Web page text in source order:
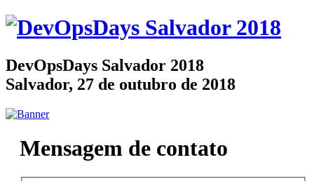
DevOpsDays Salvador 2018
Salvador, 27 de outubro de 2018
Mensagem de contato